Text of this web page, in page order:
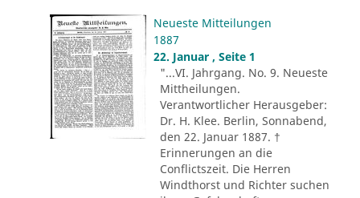
Neueste Mitteilungen
1887
22. Januar , Seite 1
"...VI. Jahrgang. No. 9. Neueste
Mittheilungen.
Verantwortlicher Herausgeber:
Dr. H. Klee. Berlin, Sonnabend,
den 22. Januar 1887. †
Erinnerungen an die
Conflictszeit. Die Herren
Windthorst und Richter suchen